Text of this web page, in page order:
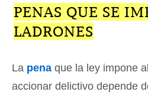
PENAS QUE SE
LADRONES
La pena que la ley impone
accionar delictivo depende